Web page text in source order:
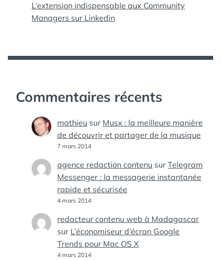
L’extension indispensable aux Community
Managers sur Linkedin
Commentaires récents
mathieu sur Musx : la meilleure manière
de découvrir et partager de la musique
7 mars 2014
agence redaction contenu sur Telegram
Messenger : la messagerie instantanée
rapide et sécurisée
4 mars 2014
redacteur contenu web à Madagascar
sur L’économiseur d’écran Google
Trends pour Mac OS X
4 mars 2014